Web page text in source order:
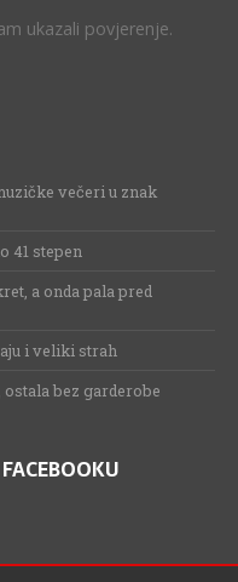
ukazali povjerenje.
večeri u znak
41 stepen
a onda pala pred
i veliki strah
bez garderobe